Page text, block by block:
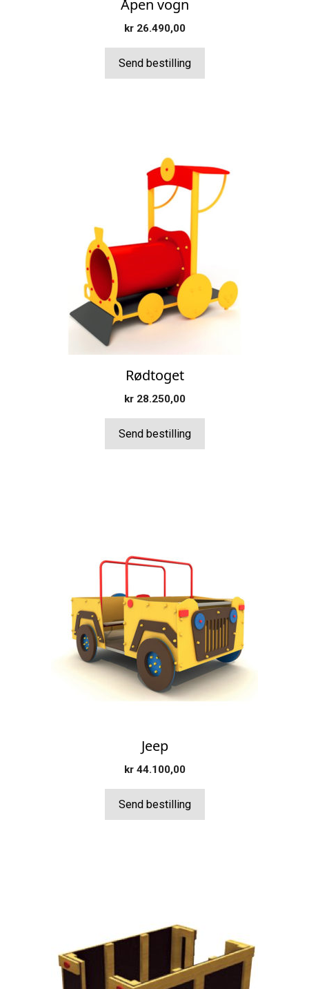
Åpen vogn
kr26.490,00
Send bestilling
Rødtoget
kr28.250,00
Send bestilling
Jeep
kr44.100,00
Send bestilling